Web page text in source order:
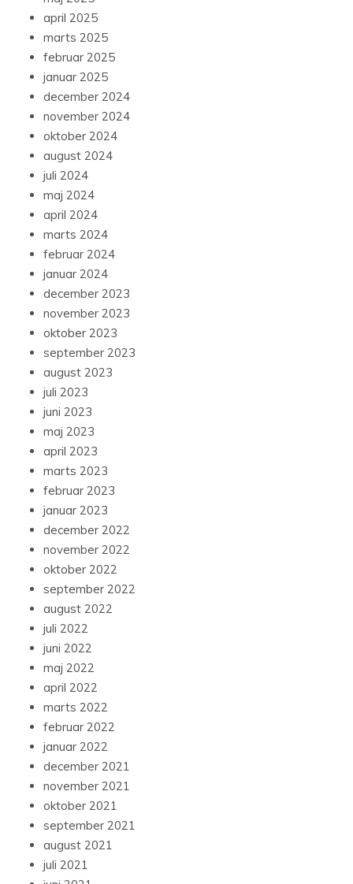
april 2025
marts 2025
februar 2025
januar 2025
december 2024
november 2024
oktober 2024
august 2024
juli 2024
maj 2024
april 2024
marts 2024
februar 2024
januar 2024
december 2023
november 2023
oktober 2023
september 2023
august 2023
juli 2023
juni 2023
maj 2023
april 2023
marts 2023
februar 2023
januar 2023
december 2022
november 2022
oktober 2022
september 2022
august 2022
juli 2022
juni 2022
maj 2022
april 2022
marts 2022
februar 2022
januar 2022
december 2021
november 2021
oktober 2021
september 2021
august 2021
juli 2021